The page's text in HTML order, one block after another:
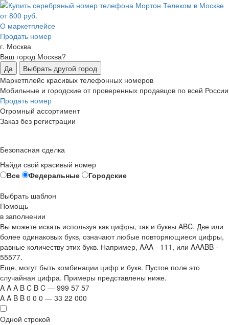
О маркетплейсе
Продать номер
г. Москва
Ваш город Москва?
Да
Выбрать другой город
Маркетплейс красивых телефонных номеров
Мобильные и городские от проверенных продавцов по всей России
Продать номер
Огромный ассортимент
Заказ без регистрации
Безопасная сделка
Найди свой красивый номер
Все
Федеральные
Городские
Выбрать шаблон
Помощь
в заполнении
Вы можете искать используя как цифры, так и буквы ABC. Две или
более одинаковых букв, означают любые повторяющиеся цифры,
равные количеству этих букв. Например, AAA - 111 , или AAABB -
55577.
Еще, могут быть комбинации цифр и букв. Пустое поле это
случайная цифра. Примеры представлены ниже.
A A A B C B C — 999 57 57
A A B B 0 0 0 — 33 22 000
Одной строкой